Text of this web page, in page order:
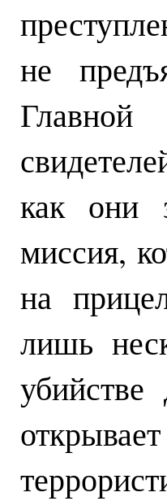
не
Главной
как они
миссия,
на
лишь